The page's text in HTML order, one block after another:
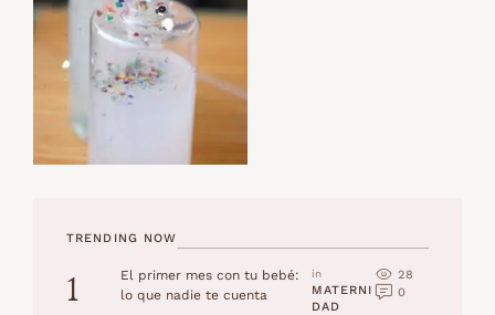
TRENDING NOW
1
El primer mes con tu bebé:
lo que nadie te cuenta
in
MATERNI
DAD
28
0